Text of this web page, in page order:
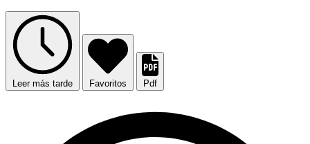
Leer más tarde Favoritos Pdf